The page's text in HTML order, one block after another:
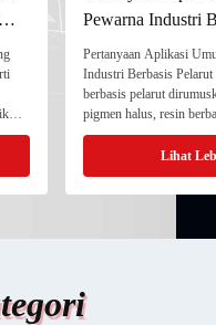
Pewarna Industri
Pertanyaan Aplikasi
Industri Berbasis
berbasis pelarut
pigmen halus, resin
fungsional dalam
ester, dan keton.Dalam
yang praktis...
Lihat